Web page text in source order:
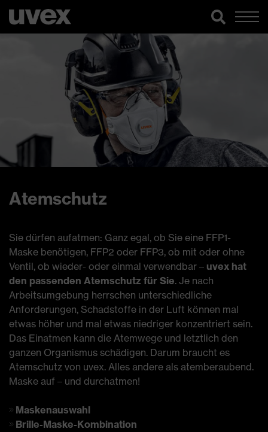
Atemschutz
Sie dürfen aufatmen: Ganz egal, ob Sie eine FFP1-
Maske benötigen, FFP2 oder FFP3, ob mit oder ohne
Ventil, ob wieder- oder einmal verwendbar – uvex hat
den passenden Atemschutz für Sie. Je nach
Arbeitsumgebung herrschen unterschiedliche
Anforderungen, Schadstoffe in der Luft können mal
etwas höher und mal etwas niedriger konzentriert sein.
Das Einatmen kann die Atemwege und letztlich den
ganzen Organismus schädigen. Darum braucht es
Atemschutz von uvex. Alles andere als atemberaubend.
Maske auf – und durchatmen!
Maskenauswahl
Brille-Maske-Kombination